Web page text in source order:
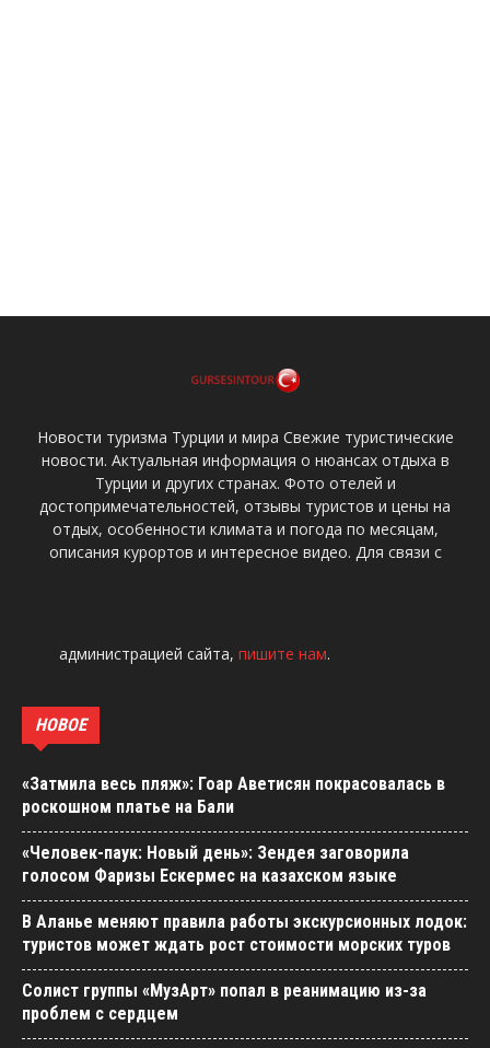
Новости туризма Турции и мира Свежие туристические
новости. Актуальная информация о нюансах отдыха в
Турции и других странах. Фото отелей и
достопримечательностей, отзывы туристов и цены на
отдых, особенности климата и погода по месяцам,
описания курортов и интересное видео. Для связи с
администрацией сайта, пишите нам.
НОВОЕ
«Затмила весь пляж»: Гоар Аветисян покрасовалась в
роскошном платье на Бали
«Человек-паук: Новый день»: Зендея заговорила
голосом Фаризы Ескермес на казахском языке
В Аланье меняют правила работы экскурсионных лодок:
туристов может ждать рост стоимости морских туров
Солист группы «МузАрт» попал в реанимацию из-за
проблем с сердцем